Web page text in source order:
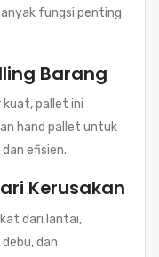
fungsi penting
Barang
pallet ini
hand pallet untuk
efisien.
Kerusakan
dari lantai,
dan